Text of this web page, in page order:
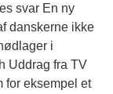
svar En ny
danskerne ikke
i
Uddrag fra TV
for eksempel et